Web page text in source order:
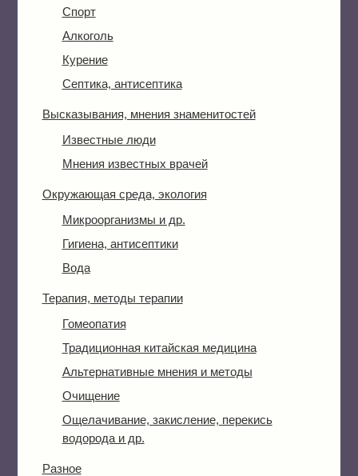
Спорт
Алкоголь
Курение
Септика, антисептика
Высказывания, мнения знаменитостей
Известные люди
Мнения известных врачей
Окружающая среда, экология
Микроорганизмы и др.
Гигиена, антисептики
Вода
Терапия, методы терапии
Гомеопатия
Традиционная китайская медицина
Альтернативные мнения и методы
Очищение
Ощелачивание, закисление, перекись
водорода и др.
Разное